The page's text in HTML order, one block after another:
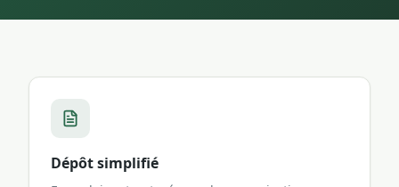
Dépôt simplifié